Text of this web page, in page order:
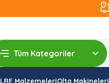
LRF MalzemeleriOlta Makineleri